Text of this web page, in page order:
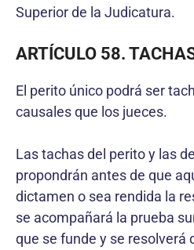
Superior de la Judicatura.
ARTÍCULO 58.
El perito único podrá ser
causales que los jueces.
Las tachas del perito y las
propondrán antes de que
dictamen o sea rendida la
se acompañará la prueba
que se funde y se resolverá